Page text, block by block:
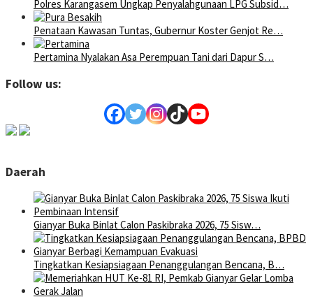
Polres Karangasem Ungkap Penyalahgunaan LPG Subsid…
Penataan Kawasan Tuntas, Gubernur Koster Genjot Re…
Pertamina Nyalakan Asa Perempuan Tani dari Dapur S…
Follow us:
Daerah
Gianyar Buka Binlat Calon Paskibraka 2026, 75 Sisw…
Tingkatkan Kesiapsiagaan Penanggulangan Bencana, B…